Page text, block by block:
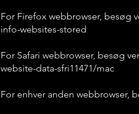
For Firefox webbrowser, besøg
info-websites-stored
For Safari webbrowser, besøg
website-data-sfri11471/mac
For enhver anden webbrowser,